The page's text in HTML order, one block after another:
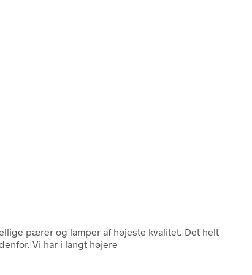
pærer og lamper af højeste kvalitet. Det helt
Vi har i langt højere